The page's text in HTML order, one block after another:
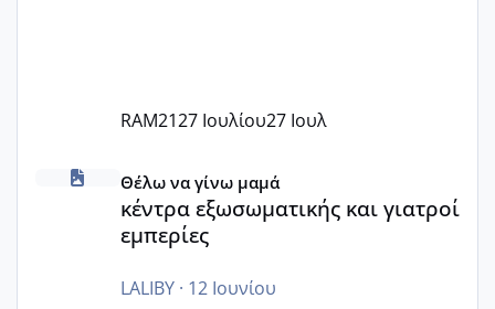
RAM2127 Ιουλίου27 Ιουλ
κέντρα εξωσωματικής και γιατροί εμπερίες
Θέλω να γίνω μαμά
κέντρα εξωσωματικής και γιατροί
εμπερίες
LALIBY· 12 Ιουνίου